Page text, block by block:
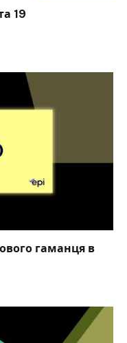
19
гаманця в